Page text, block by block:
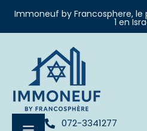
Immoneuf by Francosphere,
1 en
072-3341277